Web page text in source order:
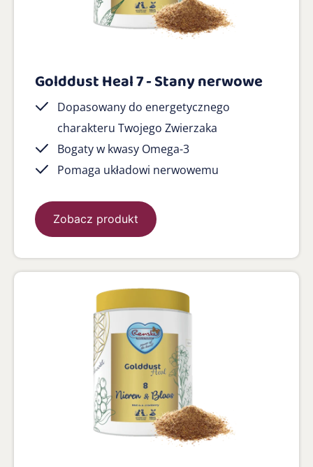
Golddust Heal 7 - Stany nerwowe
Dopasowany do energetycznego
charakteru Twojego Zwierzaka
Bogaty w kwasy Omega-3
Pomaga układowi nerwowemu
Zobacz produkt